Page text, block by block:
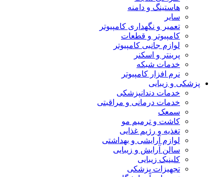
هاستینگ و دامنه
سایر
تعمیر و نگهداری کامپیوتر
کامپیوتر و قطعات
لوازم جانبی کامپیوتر
پرینتر و اسکنر
خدمات شبکه
نرم افزار کامپیوتر
پزشکی و زیبایی
خدمات دندانپزشکی
خدمات درمانی و مراقبتی
سمعک
کاشت و ترمیم مو
تغذیه و رژیم غذایی
لوازم آرایشی و بهداشتی
سالن آرایش و زیبایی
کلینیک زیبایی
تجهیزات پزشکی